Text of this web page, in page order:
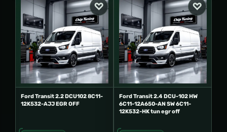
Ford Transit 2.2 DCU102 8C11-
12K532-AJJ EGR OFF
Ford Transit 2.4 DCU-102 HW
6C11-12A650-AN SW 6C11-
12K532-HK tun egr off